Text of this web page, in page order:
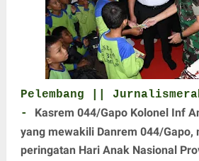
Pelembang ||
- Kasrem 044/Gapo Kolonel Inf
yang mewakili Danrem 044/Gapo,
peringatan Hari Anak Nasional